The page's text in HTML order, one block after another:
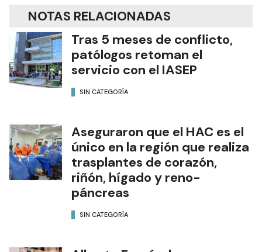
NOTAS RELACIONADAS
Tras 5 meses de conflicto,
patólogos retoman el
servicio con el IASEP
SIN CATEGORÍA
Aseguraron que el HAC es el
único en la región que realiza
trasplantes de corazón,
riñón, hígado y reno-
páncreas
SIN CATEGORÍA